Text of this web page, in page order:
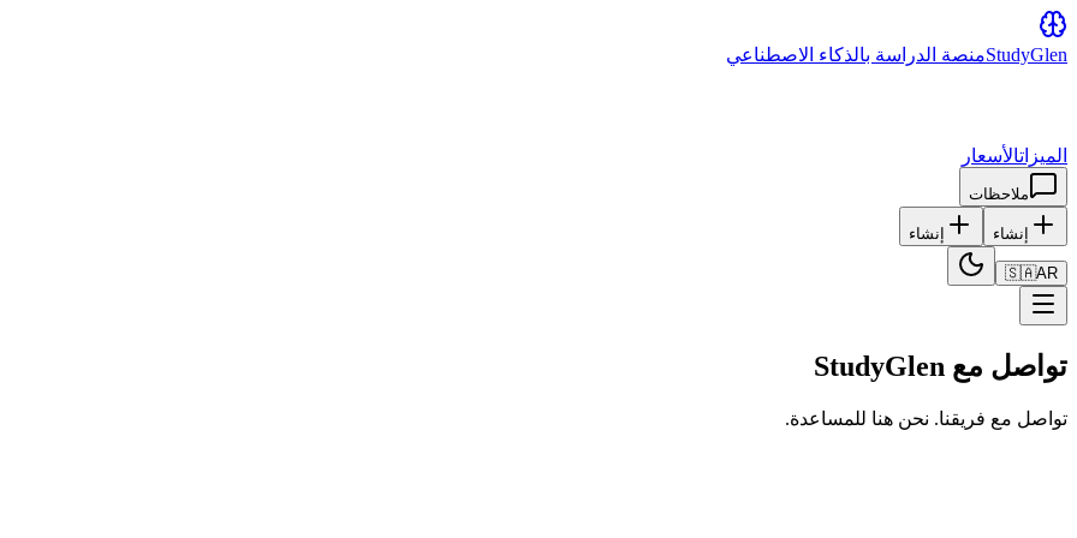
StudyGlen منصة الدراسة بالذكاء الاصطناعي
الميزاتالأسعار
ملاحظات
إنشاء إنشاء
🇸🇦AR
تواصل مع StudyGlen
تواصل مع فريقنا. نحن هنا للمساعدة.